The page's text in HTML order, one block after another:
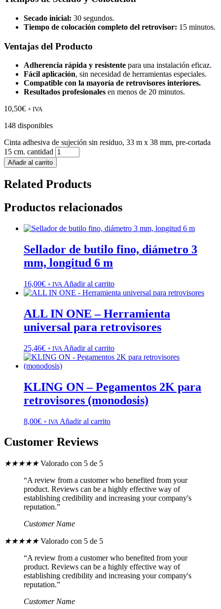
Secado inicial: 30 segundos.
Tiempo de colocación completo del retrovisor: 15 minutos.
Ventajas del Producto
Adherencia rápida y resistente para una instalación eficaz.
Fácil aplicación, sin necesidad de herramientas especiales.
Compatible con la mayoría de retrovisores interiores.
Resultados profesionales en menos de 20 minutos.
10,50€ + IVA
148 disponibles
Cinta adhesiva de sujeción sin residuo, 33 m x 38 mm, pre-cortada
15 cm. cantidad
Añadir al carrito
Related Products
Productos relacionados
Sellador de butilo fino, diámetro 3
mm, longitud 6 m
16,00€ + IVA Añadir al carrito
ALL IN ONE – Herramienta
universal para retrovisores
25,46€ + IVA Añadir al carrito
KLING ON – Pegamentos 2K para
retrovisores (monodosis)
8,00€ + IVA Añadir al carrito
Customer Reviews
★★★★★ Valorado con 5 de 5
“A review from a customer who benefited from your
product. Reviews can be a highly effective way of
establishing credibility and increasing your company's
reputation.”
Customer Name
★★★★★ Valorado con 5 de 5
“A review from a customer who benefited from your
product. Reviews can be a highly effective way of
establishing credibility and increasing your company's
reputation.”
Customer Name